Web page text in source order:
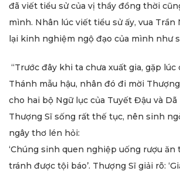
đã viết tiểu sử của vị thầy đồng thời
mình. Nhân lúc viết tiểu sử ấy, vua Trần
lại kinh nghiệm ngộ đạo của mình như
“Trước đây khi ta chưa xuất gia, gặp
Thánh mẫu hậu, nhân đó đi mời
cho hai bộ Ngữ lục của Tuyết Đậu và Dã
Thượng Sĩ sống rất thế tục, nên sinh
ngây thơ lén hỏi:
‘Chúng sinh quen nghiệp uống rượu ăn
tránh được tội báo’. Thượng Sĩ giải rõ: